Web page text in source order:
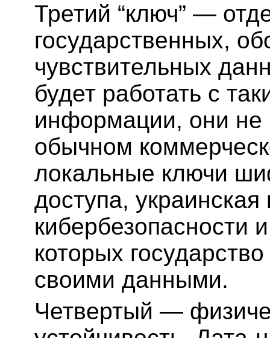
Третий “ключ” —
государственных,
чувствительных
будет работать с
информации, они не
обычном
локальные ключи
доступа,
кибербезопасности
которых
своими данными.
Четвертый —